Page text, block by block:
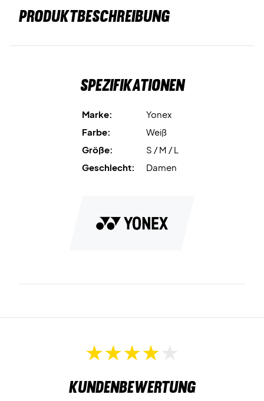
PRODUKTBESCHREIBUNG
Spezifikationen
Marke:
Yonex
Farbe:
Weiß
Größe:
S / M / L
Geschlecht:
Damen
Kundenbewertung